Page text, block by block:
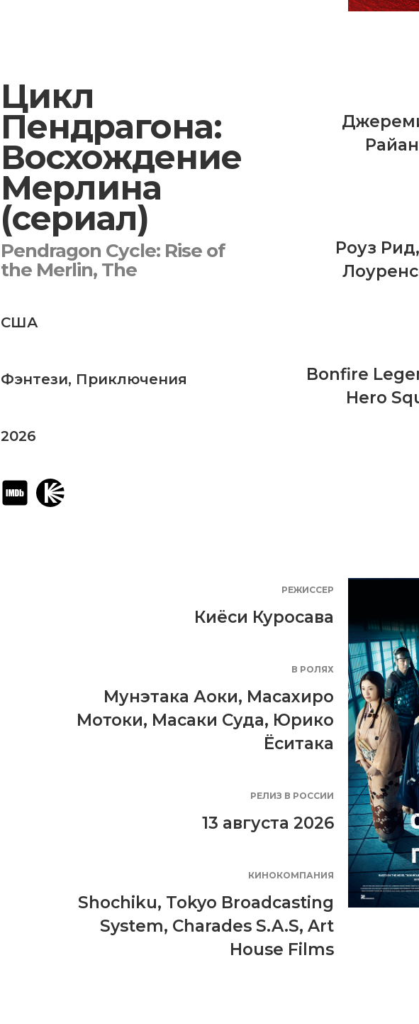
Цикл
Пендрагона:
Восхождение
Мерлина
(сериал)
Pendragon Cycle: Rise of
the Merlin, The
США
Фэнтези, Приключения
2026
Роуз Рид,
Bonfire
Hero
РЕЖИССЕР
Киёси Куросава
В РОЛЯХ
Мунэтака Аоки, Масахиро
Мотоки, Масаки Суда, Юрико
Ёситака
РЕЛИЗ В РОССИИ
13 августа 2026
КИНОКОМПАНИЯ
Shochiku, Tokyo Broadcasting
System, Charades S.A.S, Art
House Films